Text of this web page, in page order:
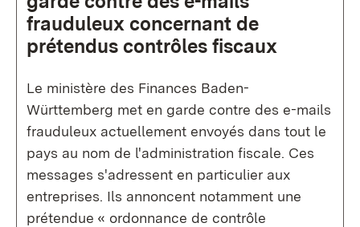
frauduleux concernant de
prétendus contrôles fiscaux
Le ministère des Finances Baden-
Württemberg met en garde contre des e-mails
frauduleux actuellement envoyés dans tout le
pays au nom de l'administration fiscale. Ces
messages s'adressent en particulier aux
entreprises. Ils annoncent notamment une
prétendue « ordonnance de contrôle